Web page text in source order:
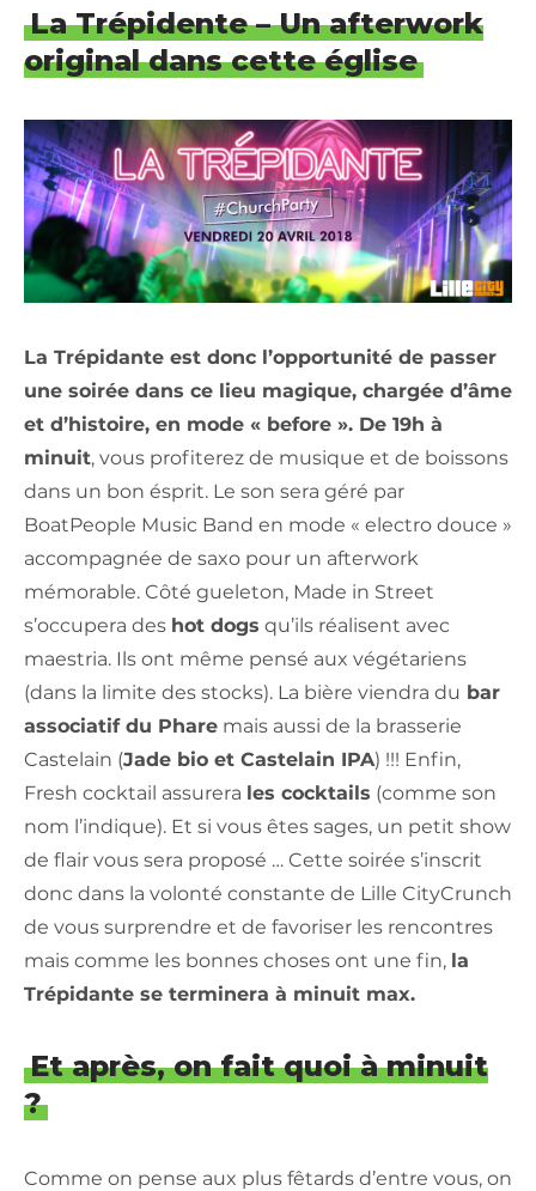
La Trépidente – Un afterwork
original dans cette église
La Trépidante est donc l’opportunité de passer
une soirée dans ce lieu magique, chargée d’âme
et d’histoire, en mode « before ». De 19h à
minuit, vous profiterez de musique et de boissons
dans un bon ésprit. Le son sera géré par
BoatPeople Music Band en mode « electro douce »
accompagnée de saxo pour un afterwork
mémorable. Côté gueleton, Made in Street
s’occupera des hot dogs qu’ils réalisent avec
maestria. Ils ont même pensé aux végétariens
(dans la limite des stocks). La bière viendra du bar
associatif du Phare mais aussi de la brasserie
Castelain (Jade bio et Castelain IPA) !!! Enfin,
Fresh cocktail assurera les cocktails (comme son
nom l’indique). Et si vous êtes sages, un petit show
de flair vous sera proposé … Cette soirée s’inscrit
donc dans la volonté constante de Lille CityCrunch
de vous surprendre et de favoriser les rencontres
mais comme les bonnes choses ont une fin, la
Trépidante se terminera à minuit max.
Et après, on fait quoi à minuit
?
Comme on pense aux plus fêtards d’entre vous, on